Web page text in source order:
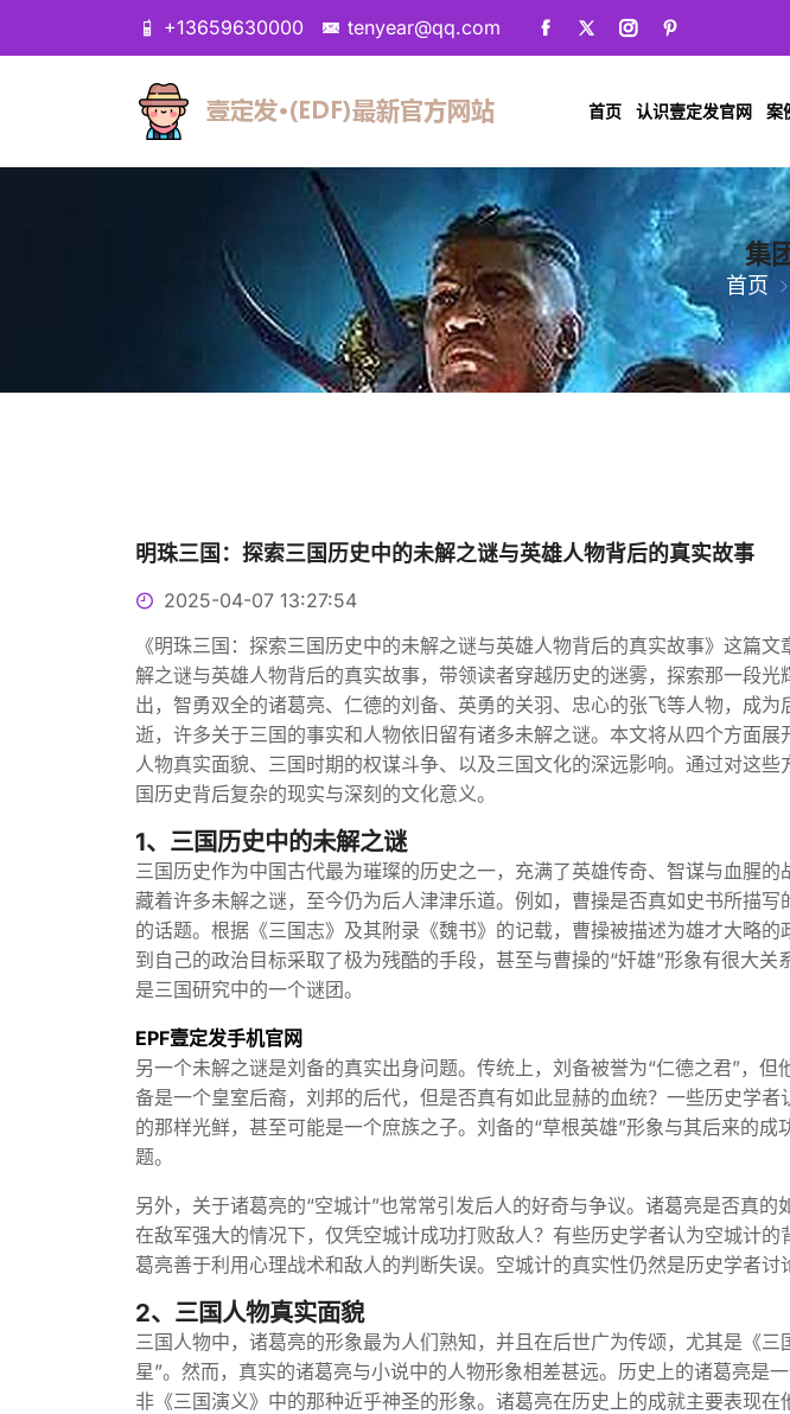
+13659630000 tenyear@qq.com
首页 认识壹定发官网 案
集
首页
明珠三国：探索三国历史中的未解之谜与英雄人物背后的真实故事
2025-04-07 13:27:54
《明珠三国：探索三国历史中的未解之谜与英雄人物背后的真实故事》这篇
解之谜与英雄人物背后的真实故事，带领读者穿越历史的迷雾，探索那一段
出，智勇双全的诸葛亮、仁德的刘备、英勇的关羽、忠心的张飞等人物，成
逝，许多关于三国的事实和人物依旧留有诸多未解之谜。本文将从四个方面
人物真实面貌、三国时期的权谋斗争、以及三国文化的深远影响。通过对这
国历史背后复杂的现实与深刻的文化意义。
1、三国历史中的未解之谜
三国历史作为中国古代最为璀璨的历史之一，充满了英雄传奇、智谋与血腥
藏着许多未解之谜，至今仍为后人津津乐道。例如，曹操是否真如史书所描
的话题。根据《三国志》及其附录《魏书》的记载，曹操被描述为雄才大略
到自己的政治目标采取了极为残酷的手段，甚至与曹操的“奸雄”形象有很大关
是三国研究中的一个谜团。
EPF壹定发手机官网
另一个未解之谜是刘备的真实出身问题。传统上，刘备被誉为“仁德之君”，但
备是一个皇室后裔，刘邦的后代，但是否真有如此显赫的血统？一些历史学
的那样光鲜，甚至可能是一个庶族之子。刘备的“草根英雄”形象与其后来的
题。
另外，关于诸葛亮的“空城计”也常常引发后人的好奇与争议。诸葛亮是否真
在敌军强大的情况下，仅凭空城计成功打败敌人？有些历史学者认为空城计
葛亮善于利用心理战术和敌人的判断失误。空城计的真实性仍然是历史学者讨
2、三国人物真实面貌
三国人物中，诸葛亮的形象最为人们熟知，并且在后世广为传颂，尤其是《
星”。然而，真实的诸葛亮与小说中的人物形象相差甚远。历史上的诸葛亮是
非《三国演义》中的那种近乎神圣的形象。诸葛亮在历史上的成就主要表现